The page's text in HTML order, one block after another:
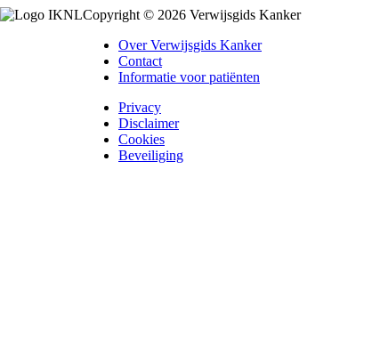
Copyright © 2026 Verwijsgids Kanker
Over Verwijsgids Kanker
Contact
Informatie voor patiënten
Privacy
Disclaimer
Cookies
Beveiliging